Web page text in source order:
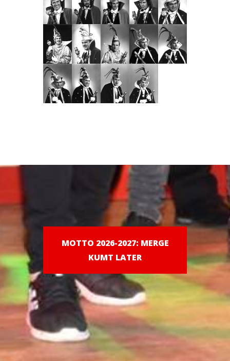
MOTTO 2026-2027: MERGE
KUMT LATER